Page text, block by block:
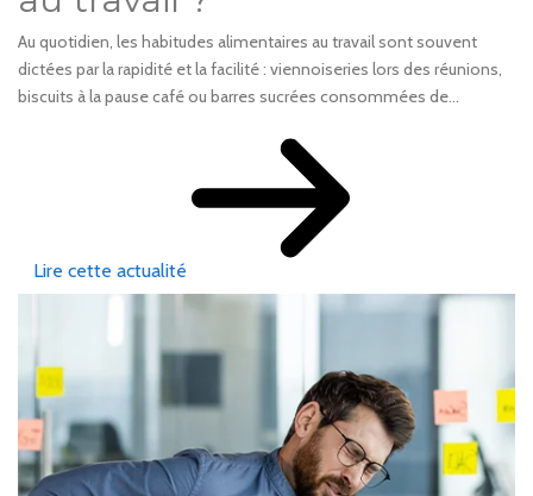
Au quotidien, les habitudes alimentaires au travail sont souvent
dictées par la rapidité et la facilité : viennoiseries lors des réunions,
biscuits à la pause café ou barres sucrées consommées de...
Lire cette actualité